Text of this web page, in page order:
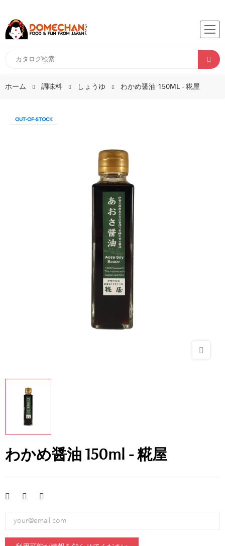
ホーム 調味料 しょうゆ わかめ醤油 150ML - 糀屋
OUT-OF-STOCK
わかめ醤油 150ml - 糀屋